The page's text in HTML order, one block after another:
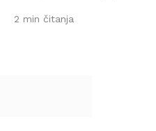
2 min čitanja